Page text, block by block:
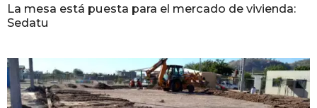
La mesa está puesta para el mercado de vivienda:
Sedatu